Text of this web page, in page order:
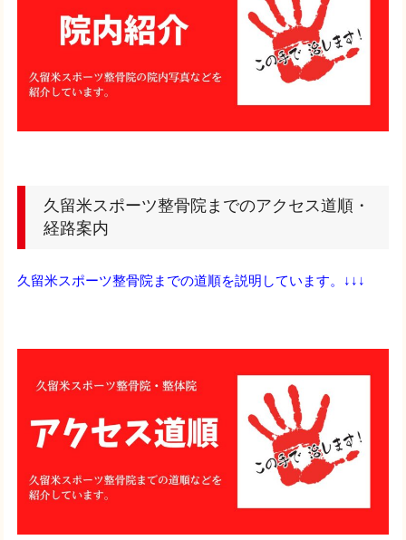
久留米スポーツ整骨院までのアクセス道順・
経路案内
久留米スポーツ整骨院までの道順を説明しています。↓↓↓